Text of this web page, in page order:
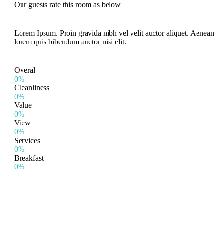
Our guests rate this room as below
Lorem Ipsum. Proin gravida nibh vel velit auctor aliquet. Aenean
lorem quis bibendum auctor nisi elit.
Overal
0%
Cleanliness
0%
Value
0%
View
0%
Services
0%
Breakfast
0%